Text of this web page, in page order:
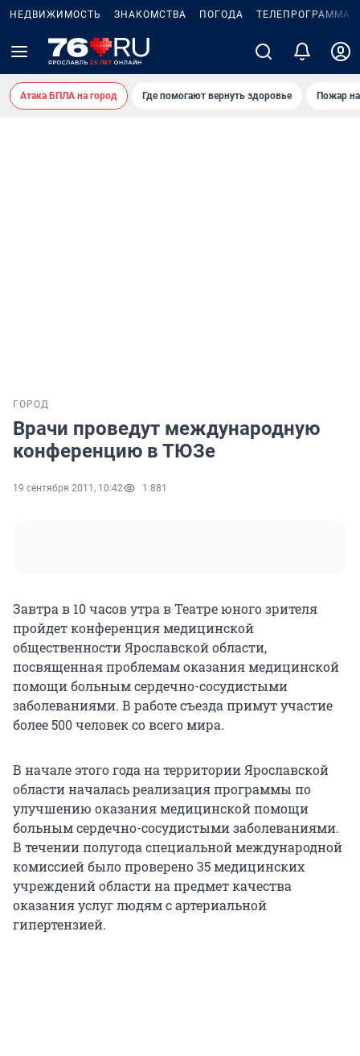
НЕДВИЖИМОСТЬ ЗНАКОМСТВА ПОГОДА ТЕЛЕПРОГРАММА
Атака БПЛА на город Где помогают вернуть здоровье Пожар
ГОРОД
Врачи проведут международную
конференцию в ТЮЗе
19 сентября 2011, 10:42 1 881
Завтра в 10 часов утра в Театре юного зрителя
пройдет конференция медицинской
общественности Ярославской области,
посвященная проблемам оказания медицинской
помощи больным сердечно-сосудистыми
заболеваниями. В работе съезда примут участие
более 500 человек со всего мира.
В начале этого года на территории Ярославской
области началась реализация программы по
улучшению оказания медицинской помощи
больным сердечно-сосудистыми заболеваниями.
В течении полугода специальной международной
комиссией было проверено 35 медицинских
учреждений области на предмет качества
оказания услуг людям с артериальной
гипертензией.